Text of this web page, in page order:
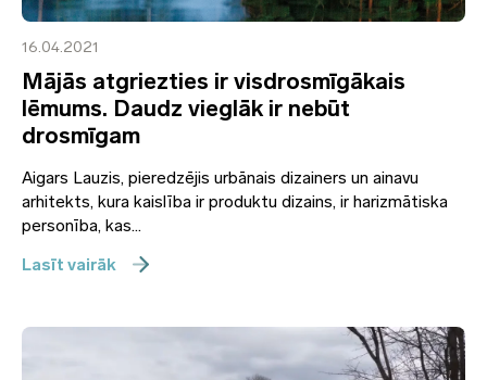
16.04.2021
Mājās atgriezties ir visdrosmīgākais
lēmums. Daudz vieglāk ir nebūt
drosmīgam
Aigars Lauzis, pieredzējis urbānais dizainers un ainavu
arhitekts, kura kaislība ir produktu dizains, ir harizmātiska
personība, kas...
Lasīt vairāk